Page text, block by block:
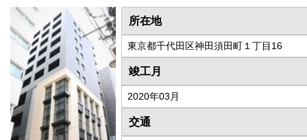
所在地
東京都千代田区神田須田町１丁目16
竣工月
2020年03月
交通